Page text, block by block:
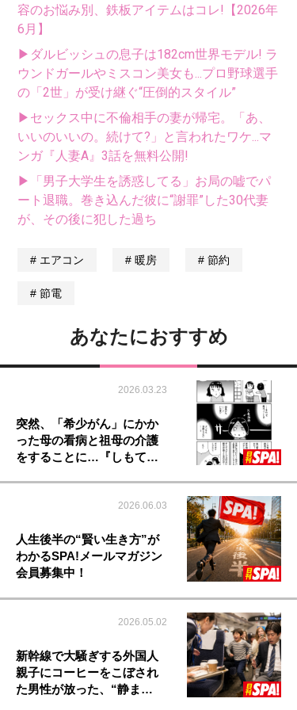
容のお悩み別、鉄板アイテムはコレ!【2026年
6月】
▶ダルビッシュの息子は182cm世界モデル! ラ
ウンドガールやミスコン美女も...プロ野球選手
の「2世」が受け継ぐ“圧倒的スタイル”
▶セックス中に不倫相手の妻が帰宅。「あ、
いいのいいの。続けて?」と言われたワケ...マ
ンガ『人妻A』3話を無料公開!
▶「男子大学生を誘惑してる」お局の嘘でパ
ート退職。巻き込んだ彼に“謝罪”した30代妻
が、その後に犯した過ち
エアコン 暖房 節約
節電
あなたにおすすめ
2026.03.23
突然、「希少がん」にかか
った母の看病と祖母の介護
をすることに…『しもて…
2026.06.03
人生後半の“賢い生き方”が
わかるSPA!メールマガジン
会員募集中！
2026.05.02
新幹線で大騒ぎする外国人
親子にコーヒーをこぼされ
た男性が放った、“静ま…